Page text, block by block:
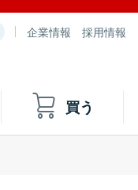
企業情報 採用情報
買う